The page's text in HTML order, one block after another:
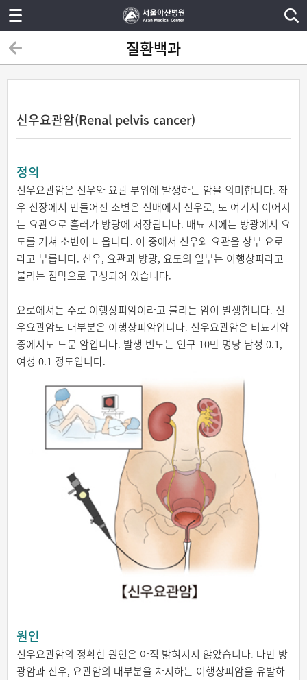
질환백과
신우요관암(Renal pelvis cancer)
정의
신우요관암은 신우와 요관 부위에 발생하는 암을 의미합니다. 좌
우 신장에서 만들어진 소변은 신배에서 신우로, 또 여기서 이어지
는 요관으로 흘러가 방광에 저장됩니다. 배뇨 시에는 방광에서 요
도를 거쳐 소변이 나옵니다. 이 중에서 신우와 요관을 상부 요로
라고 부릅니다. 신우, 요관과 방광, 요도의 일부는 이행상피라고
불리는 점막으로 구성되어 있습니다.
요로에서는 주로 이행상피암이라고 불리는 암이 발생합니다. 신
우요관암도 대부분은 이행상피암입니다. 신우요관암은 비뇨기암
중에서도 드문 암입니다. 발생 빈도는 인구 10만 명당 남성 0.1,
여성 0.1 정도입니다.
원인
신우요관암의 정확한 원인은 아직 밝혀지지 않았습니다. 다만 방
광암과 신우, 요관암의 대부분을 차지하는 이행상피암을 유발하